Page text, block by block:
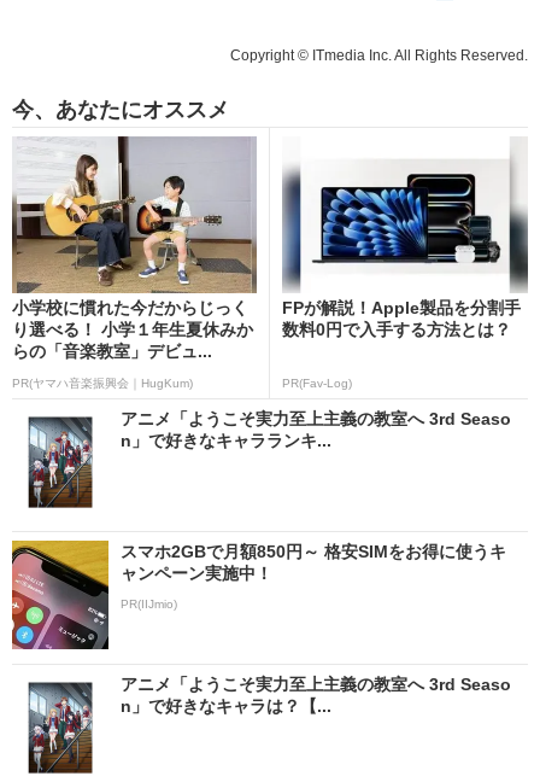
Copyright © ITmedia Inc. All Rights Reserved.
今、あなたにオススメ
小学校に慣れた今だからじっく
り選べる！ 小学１年生夏休みか
らの「音楽教室」デビュ...
PR(ヤマハ音楽振興会｜HugKum)
FPが解説！Apple製品を分割手
数料0円で入手する方法とは？
PR(Fav-Log)
アニメ「ようこそ実力至上主義の教室へ 3rd Seaso
n」で好きなキャラランキ...
スマホ2GBで月額850円～ 格安SIMをお得に使うキ
ャンペーン実施中！
PR(IIJmio)
アニメ「ようこそ実力至上主義の教室へ 3rd Seaso
n」で好きなキャラは？【...